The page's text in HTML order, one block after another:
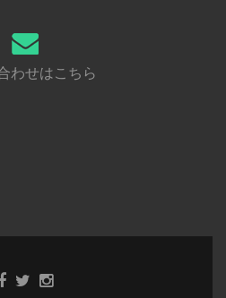
わせはこちら